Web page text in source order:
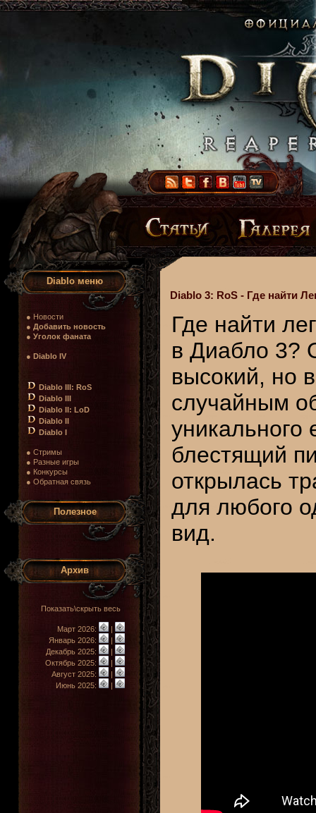
Diablo меню
● Новости
● Добавить новость
● Уголок фаната
● Diablo IV
Diablo III: RoS
Diablo III
Diablo II: LoD
Diablo II
Diablo I
● Стримы
● Разные игры
● Конкурсы
● Обратная связь
Полезное
Архив
Показать\скрыть весь
Март 2026:
|
Январь 2026:
|
Декабрь 2025:
|
Октябрь 2025:
|
Август 2025:
|
Июнь 2025:
|
Diablo 3: RoS - Где найти
Где найти
в Диабло 3?
высокий, но
случайным
уникального
блестящий
открылась
для любого
вид.